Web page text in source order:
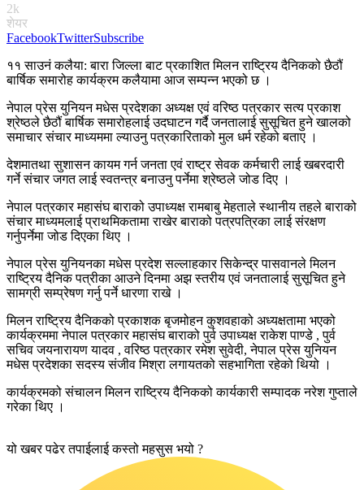
2k
शेयर
FacebookTwitterSubscribe
११ साउनं कलैया: बारा जिल्ला बाट प्रकाशित मिलन राष्ट्रिय दैनिकको छैठौं
बार्षिक समारोह कार्यक्रम कलैयामा आज सम्पन्न भएको छ ।
नेपाल प्रेस युनियन मधेस प्रदेशका अध्यक्ष एवं वरिष्ठ पत्रकार सत्य प्रकाश
श्रेष्ठले छैठौं बार्षिक समारोहलाई उदघाटन गर्दै जनतालाई सुसूचित हुने खालको
समाचार संचार माध्यममा ल्याउनु पत्रकारिताको मुल धर्म रहेको बताए ।
देशमातथा सुशासन कायम गर्न जनता एवं राष्ट्र सेवक कर्मचारी लाई खबरदारी
गर्ने संचार जगत लाई स्वतन्त्र बनाउनु पर्नेमा श्रेष्ठले जोड दिए ।
नेपाल पत्रकार महासंघ बाराको उपाध्यक्ष रामबाबु मेहताले स्थानीय तहले बाराको
संचार माध्यमलाई प्राथमिकतामा राखेर बाराको पत्रपत्रिका लाई संरक्षण
गर्नुपर्नेमा जोड दिएका थिए ।
नेपाल प्रेस युनियनका मधेस प्रदेश सल्लाहकार सिकेन्द्र पासवानले मिलन
राष्ट्रिय दैनिक पत्रीका आउने दिनमा अझ स्तरीय एवं जनतालाई सुसूचित हुने
सामग्री सम्प्रेषण गर्नु पर्ने धारणा राखे ।
मिलन राष्ट्रिय दैनिकको प्रकाशक बृजमोहन कुशवहाको अध्यक्षतामा भएको
कार्यक्रममा नेपाल पत्रकार महासंघ बाराको पुर्व उपाध्यक्ष राकेश पाण्डे , पुर्व
सचिव जयनारायण यादव , वरिष्ठ पत्रकार रमेश सुवेदी, नेपाल प्रेस युनियन
मधेस प्रदेशका सदस्य संजीव मिश्रा लगायतको सहभागिता रहेको थियो ।
कार्यक्रमको संचालन मिलन राष्ट्रिय दैनिकको कार्यकारी सम्पादक नरेश गुप्ताले
गरेका थिए ।
यो खबर पढेर तपाईलाई कस्तो महसुस भयो ?